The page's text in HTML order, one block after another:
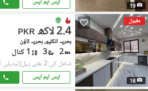
19 ایس ایم ایس
مقبول
18
PKR 2.4 لاکھ
بحریہ انکلیو, بحریہ ٹاؤن
2
3 1 کنال
شامل کی:2 ہفتے پہل (تبدیلی کی
ایس ایم ایس